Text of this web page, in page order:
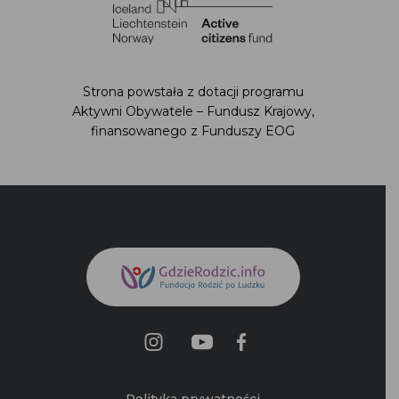
Strona powstała z dotacji programu
Aktywni Obywatele – Fundusz Krajowy,
finansowanego z Funduszy EOG